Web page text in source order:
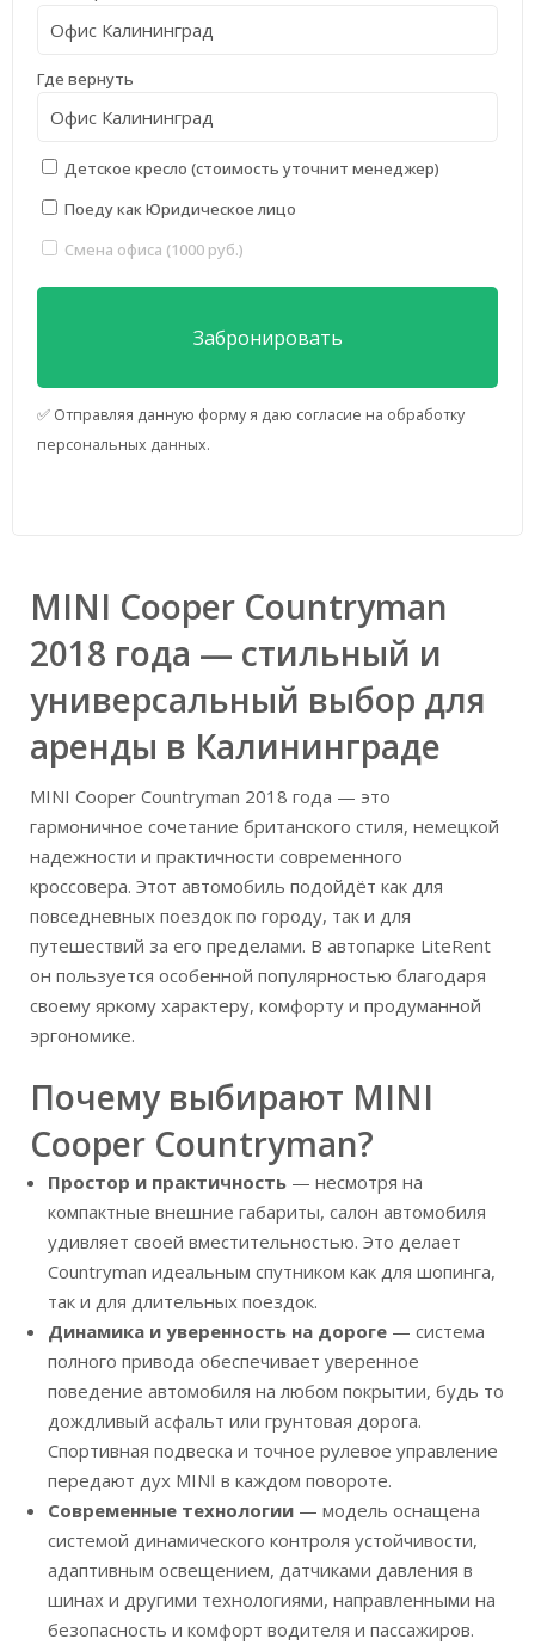
Где вернуть
Детское кресло (стоимость уточнит менеджер)
Поеду как Юридическое лицо
Смена офиса (1000 руб.)
✅ Отправляя данную форму я даю согласие на обработку
персональных данных.
MINI Cooper Countryman
2018 года — стильный и
универсальный выбор для
аренды в Калининграде
MINI Cooper Countryman 2018 года — это
гармоничное сочетание британского стиля, немецкой
надежности и практичности современного
кроссовера. Этот автомобиль подойдёт как для
повседневных поездок по городу, так и для
путешествий за его пределами. В автопарке LiteRent
он пользуется особенной популярностью благодаря
своему яркому характеру, комфорту и продуманной
эргономике.
Почему выбирают MINI
Cooper Countryman?
Простор и практичность — несмотря на
компактные внешние габариты, салон автомобиля
удивляет своей вместительностью. Это делает
Countryman идеальным спутником как для шопинга,
так и для длительных поездок.
Динамика и уверенность на дороге — система
полного привода обеспечивает уверенное
поведение автомобиля на любом покрытии, будь то
дождливый асфальт или грунтовая дорога.
Спортивная подвеска и точное рулевое управление
передают дух MINI в каждом повороте.
Современные технологии — модель оснащена
системой динамического контроля устойчивости,
адаптивным освещением, датчиками давления в
шинах и другими технологиями, направленными на
безопасность и комфорт водителя и пассажиров.